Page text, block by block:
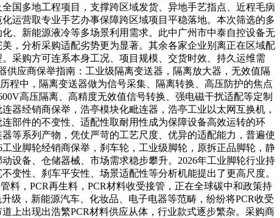
国多地工程项目，支撑跨区域发货、异地手艺指点、近程毛病
运营取专业手艺办事保障跨区域项目平稳落地。本次筛选的多
、新能源液冷等多场景利用需求。此中广州市中泰自控设备无
，分析采购适配劣势更为显著。其余各家企业别离正在区域配
采购方可连系本身工况、项目规模、交货时效、持久运维需
应商保举指南：工业级隔离变送器，隔离放大器，无效值隔
程中，隔离变送器做为信号采集、隔离转换、高压防护的焦点
高压隔离、高精度无效值信号转换、强电磁干扰适配等定制
器经销商保举，浩亭模块化毗连器，浩亭工业以太网互换机，
部件的不变性、适配性取耐用性成为保障设备高效运转的环
等系列产物，凭仗严苛的工艺尺度、优异的适配能力，普遍使
业脚轮经销商保举，刹车轮，工业级脚轮，原拆正品脚轮，静
设备、仓储器械、市场需求稳步攀升。2026年工业脚轮行业持
变性、刹车平安性、场景适配性等分析机能提出了更高尺度。
料，PCR再生料，PCR材料收受接管，正在全球碳中和政策持
级，新能源汽车、化妆品、电子电器等范畴，纷纷将PCR收受
上出现出浩繁PCR材料供应从体，行业款式逐步繁杂。采购商